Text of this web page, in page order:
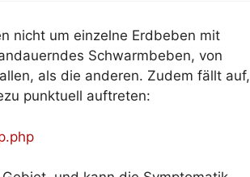
nicht um einzelne Erdbeben mit
Schwarmbeben, von
als die anderen. Zudem fällt auf,
punktuell auftreten: